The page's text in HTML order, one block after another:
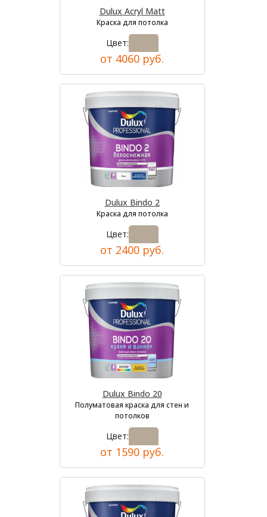
Dulux Acryl Matt
Краска для потолка
Цвет:
от 4060 руб.
Dulux Bindo 2
Краска для потолка
Цвет:
от 2400 руб.
Dulux Bindo 20
Полуматовая краска для стен и
потолков
Цвет:
от 1590 руб.